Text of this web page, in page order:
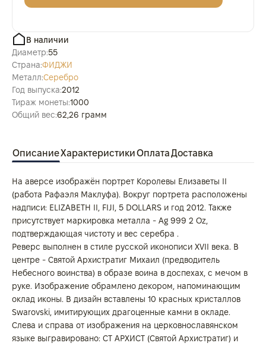
В наличии
Диаметр:55
Страна:ФИДЖИ
Металл:Серебро
Год выпуска:2012
Тираж монеты:1000
Общий вес:62,26 грамм
ОписаниеХарактеристикиОплатаДоставка
На аверсе изображён портрет Королевы Елизаветы II
(работа Рафаэля Маклуфа). Вокруг портрета расположены
надписи: ELIZABETH II, FIJI, 5 DOLLARS и год 2012. Также
присутствует маркировка металла - Ag 999 2 Oz,
подтверждающая чистоту и вес серебра .
Реверс выполнен в стиле русской иконописи XVII века. В
центре - Святой Архистратиг Михаил (предводитель
Небесного воинства) в образе воина в доспехах, с мечом в
руке. Изображение обрамлено декором, напоминающим
оклад иконы. В дизайн вставлены 10 красных кристаллов
Swarovski, имитирующих драгоценные камни в окладе.
Слева и справа от изображения на церковнославянском
языке выгравировано: СТ АРХИСТ (Святой Архистратиг) и